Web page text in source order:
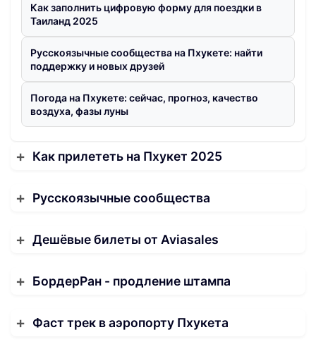
Как заполнить цифровую форму для поездки в
Таиланд 2025
Русскоязычные сообщества на Пхукете: найти
поддержку и новых друзей
Погода на Пхукете: сейчас, прогноз, качество
воздуха, фазы луны
Как прилететь на Пхукет 2025
Русскоязычные сообщества
Дешёвые билеты от Aviasales
БордерРан - продление штампа
Фаст трек в аэропорту Пхукета